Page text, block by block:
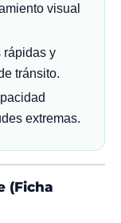
visual
y
tránsito.
extremas.
(Ficha